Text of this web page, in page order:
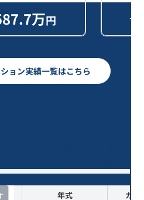
万円 セ
ョン実績一覧はこちら
年式 カラ